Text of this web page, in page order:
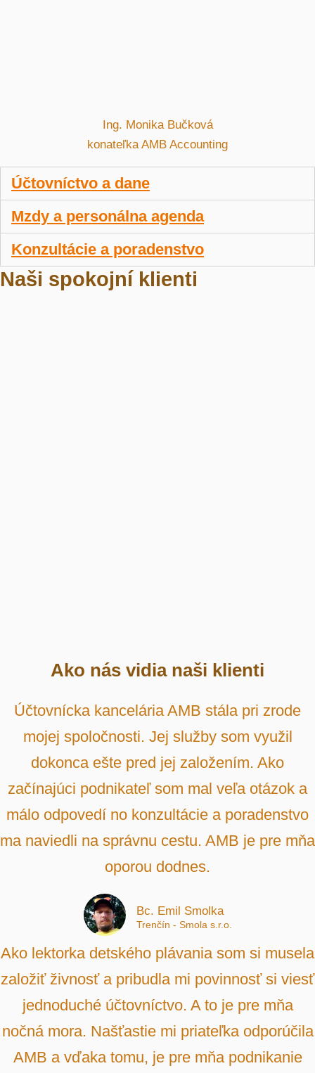
Ing. Monika Bučková
konateľka AMB Accounting
Účtovníctvo a dane
Mzdy a personálna agenda
Konzultácie a poradenstvo
Naši spokojní klienti
Ako nás vidia naši klienti
Účtovnícka kancelária AMB stála pri zrode
mojej spoločnosti. Jej služby som využil
dokonca ešte pred jej založením. Ako
začínajúci podnikateľ som mal veľa otázok a
málo odpovedí no konzultácie a poradenstvo
ma naviedli na správnu cestu. AMB je pre mňa
oporou dodnes.
Bc. Emil Smolka
Trenčín - Smola s.r.o.
Ako lektorka detského plávania som si musela
založiť živnosť a pribudla mi povinnosť si viesť
jednoduché účtovníctvo. A to je pre mňa
nočná mora. Našťastie mi priateľka odporúčila
AMB a vďaka tomu, je pre mňa podnikanie